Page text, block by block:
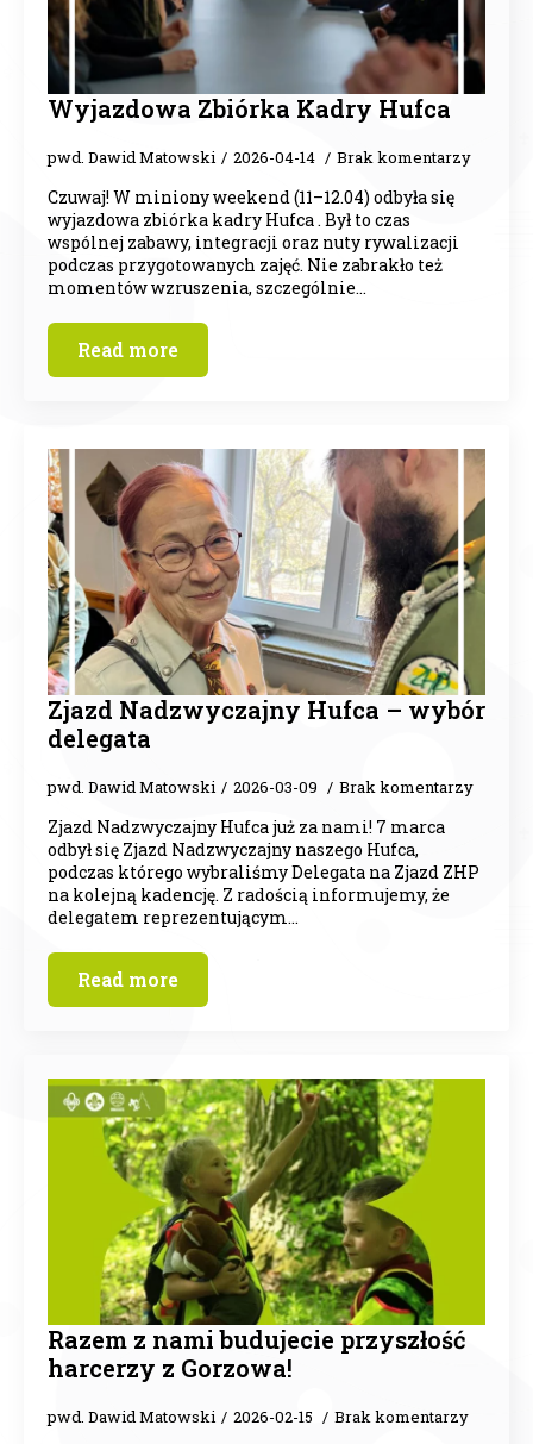
Wyjazdowa Zbiórka Kadry Hufca
pwd. Dawid Matowski 2026-04-14 Brak komentarzy
Czuwaj! W miniony weekend (11–12.04) odbyła się
wyjazdowa zbiórka kadry Hufca . Był to czas
wspólnej zabawy, integracji oraz nuty rywalizacji
podczas przygotowanych zajęć. Nie zabrakło też
momentów wzruszenia, szczególnie…
Read more
Zjazd Nadzwyczajny Hufca – wybór
delegata
pwd. Dawid Matowski 2026-03-09 Brak komentarzy
Zjazd Nadzwyczajny Hufca już za nami! 7 marca
odbył się Zjazd Nadzwyczajny naszego Hufca,
podczas którego wybraliśmy Delegata na Zjazd ZHP
na kolejną kadencję. Z radością informujemy, że
delegatem reprezentującym…
Read more
Razem z nami budujecie przyszłość
harcerzy z Gorzowa!
pwd. Dawid Matowski 2026-02-15 Brak komentarzy